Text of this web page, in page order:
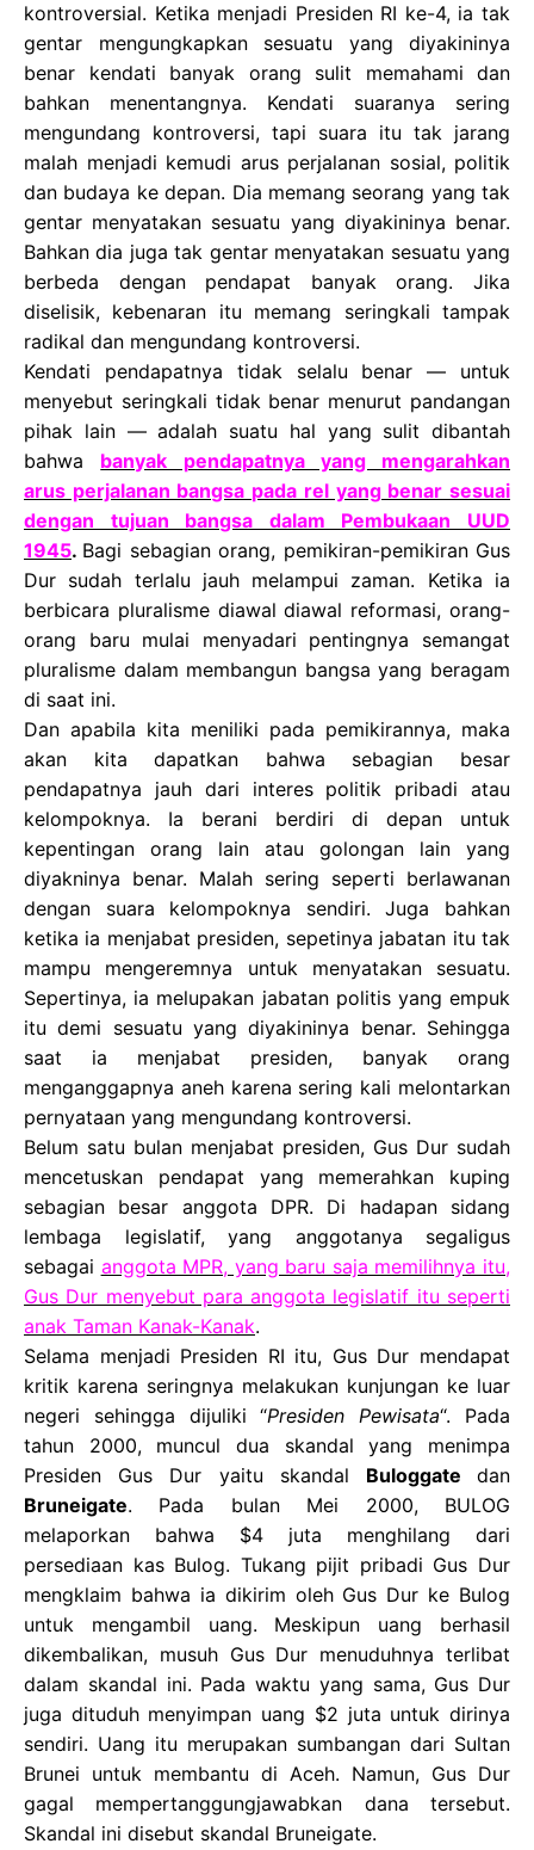
kontroversial. Ketika menjadi Presiden RI ke-4, ia tak
gentar mengungkapkan sesuatu yang diyakininya
benar kendati banyak orang sulit memahami dan
bahkan menentangnya. Kendati suaranya sering
mengundang kontroversi, tapi suara itu tak jarang
malah menjadi kemudi arus perjalanan sosial, politik
dan budaya ke depan. Dia memang seorang yang tak
gentar menyatakan sesuatu yang diyakininya benar.
Bahkan dia juga tak gentar menyatakan sesuatu yang
berbeda dengan pendapat banyak orang. Jika
diselisik, kebenaran itu memang seringkali tampak
radikal dan mengundang kontroversi.
Kendati pendapatnya tidak selalu benar — untuk
menyebut seringkali tidak benar menurut pandangan
pihak lain — adalah suatu hal yang sulit dibantah
bahwa banyak pendapatnya yang mengarahkan
arus perjalanan bangsa pada rel yang benar sesuai
dengan tujuan bangsa dalam Pembukaan UUD
1945. Bagi sebagian orang, pemikiran-pemikiran Gus
Dur sudah terlalu jauh melampui zaman. Ketika ia
berbicara pluralisme diawal diawal reformasi, orang-
orang baru mulai menyadari pentingnya semangat
pluralisme dalam membangun bangsa yang beragam
di saat ini.
Dan apabila kita meniliki pada pemikirannya, maka
akan kita dapatkan bahwa sebagian besar
pendapatnya jauh dari interes politik pribadi atau
kelompoknya. Ia berani berdiri di depan untuk
kepentingan orang lain atau golongan lain yang
diyakninya benar. Malah sering seperti berlawanan
dengan suara kelompoknya sendiri. Juga bahkan
ketika ia menjabat presiden, sepetinya jabatan itu tak
mampu mengeremnya untuk menyatakan sesuatu.
Sepertinya, ia melupakan jabatan politis yang empuk
itu demi sesuatu yang diyakininya benar. Sehingga
saat ia menjabat presiden, banyak orang
menganggapnya aneh karena sering kali melontarkan
pernyataan yang mengundang kontroversi.
Belum satu bulan menjabat presiden, Gus Dur sudah
mencetuskan pendapat yang memerahkan kuping
sebagian besar anggota DPR. Di hadapan sidang
lembaga legislatif, yang anggotanya segaligus
sebagai anggota MPR, yang baru saja memilihnya itu,
Gus Dur menyebut para anggota legislatif itu seperti
anak Taman Kanak-Kanak.
Selama menjadi Presiden RI itu, Gus Dur mendapat
kritik karena seringnya melakukan kunjungan ke luar
negeri sehingga dijuliki “Presiden Pewisata“. Pada
tahun 2000, muncul dua skandal yang menimpa
Presiden Gus Dur yaitu skandal Buloggatedan
Bruneigate. Pada bulan Mei 2000, BULOG
melaporkan bahwa $4 juta menghilang dari
persediaan kas Bulog. Tukang pijit pribadi Gus Dur
mengklaim bahwa ia dikirim oleh Gus Dur ke Bulog
untuk mengambil uang. Meskipun uang berhasil
dikembalikan, musuh Gus Dur menuduhnya terlibat
dalam skandal ini. Pada waktu yang sama, Gus Dur
juga dituduh menyimpan uang $2 juta untuk dirinya
sendiri. Uang itu merupakan sumbangan dari Sultan
Brunei untuk membantu di Aceh. Namun, Gus Dur
gagal mempertanggungjawabkan dana tersebut.
Skandal ini disebut skandal Bruneigate.